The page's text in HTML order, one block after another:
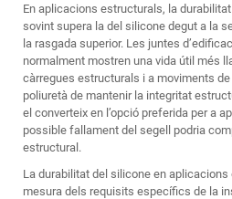
En aplicacions estructurals, la
sovint supera la del silicone degut a la
la rasgada superior. Les juntes
normalment mostren una vida útil més
càrregues estructurals i a moviments de
poliuretà de mantenir la integritat
el converteix en l’opció preferida per a
possible fallament del segell podria
estructural.
La durabilitat del silicone en
mesura dels requisits específics de la